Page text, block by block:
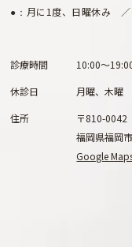
●： 月に1度、日曜休み
診療時間
10:00～
休診日
月曜、木曜
住所
〒810-0042
福岡県福岡
Google